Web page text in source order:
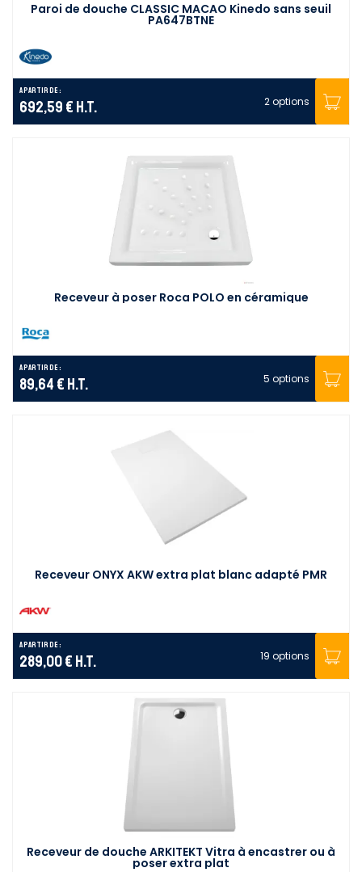
Paroi de douche CLASSIC MACAO Kinedo sans seuil
PA647BTNE
A partir de :
692,59 € H.T. 2 options
Receveur à poser Roca POLO en céramique
A partir de :
89,64 € H.T. 5 options
Receveur ONYX AKW extra plat blanc adapté PMR
A partir de :
289,00 € H.T. 19 options
Receveur de douche ARKITEKT Vitra à encastrer ou à
poser extra plat